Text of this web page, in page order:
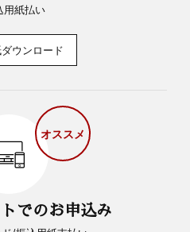
用紙払い
ウンロード
オススメ
でのお申込み